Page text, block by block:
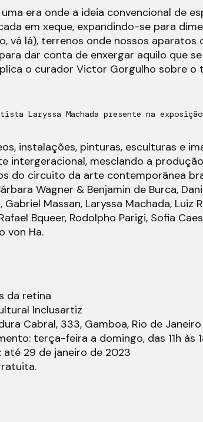
uma era onde a ideia convencional de
em xeque, expandindo-se para
vá lá), terrenos onde nossos aparatos
dar conta de enxergar aquilo que
o curador Victor Gorgulho sobre o
Laryssa Machada presente na
instalações, pinturas, esculturas e
intergeracional, mesclando a
do circuito da arte contemporânea
Wagner & Benjamin de Burca,
Gabriel Massan, Laryssa Machada, Luiz
Bqueer, Rodolpho Parigi, Sofia
von Ha.
da retina
Inclusartiz
Cabral, 333, Gamboa, Rio de Janeiro
terça-feira a domingo, das 11h às
até 29 de janeiro de 2023